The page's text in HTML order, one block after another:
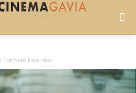
Formato Estandar